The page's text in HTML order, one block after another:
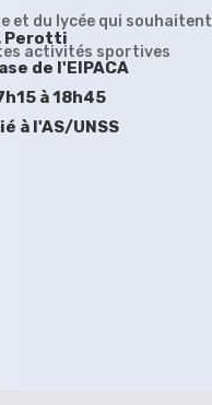
et du lycée qui souhaitent
activités sportives
Perotti
de l'EIPACA
à 18h45
à l'AS/UNSS